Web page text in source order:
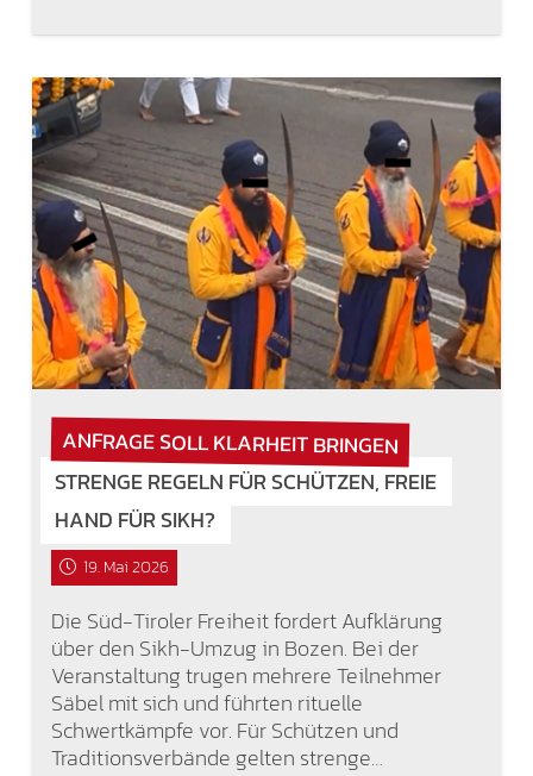
ANFRAGE SOLL KLARHEIT BRINGEN
STRENGE REGELN FÜR SCHÜTZEN, FREIE
HAND FÜR SIKH?
19. Mai 2026
Die Süd-Tiroler Freiheit fordert Aufklärung
über den Sikh-Umzug in Bozen. Bei der
Veranstaltung trugen mehrere Teilnehmer
Säbel mit sich und führten rituelle
Schwertkämpfe vor. Für Schützen und
Traditionsverbände gelten strenge…